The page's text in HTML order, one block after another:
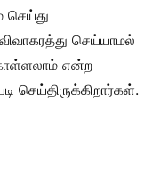
செய்து
செய்யாமல்
என்ற
செய்திருக்கிறார்கள்.